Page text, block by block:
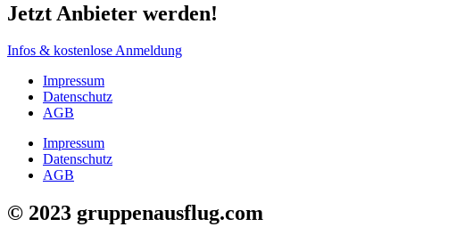
Jetzt Anbieter werden!
Infos & kostenlose Anmeldung
Impressum
Datenschutz
AGB
Impressum
Datenschutz
AGB
© 2023 gruppenausflug.com